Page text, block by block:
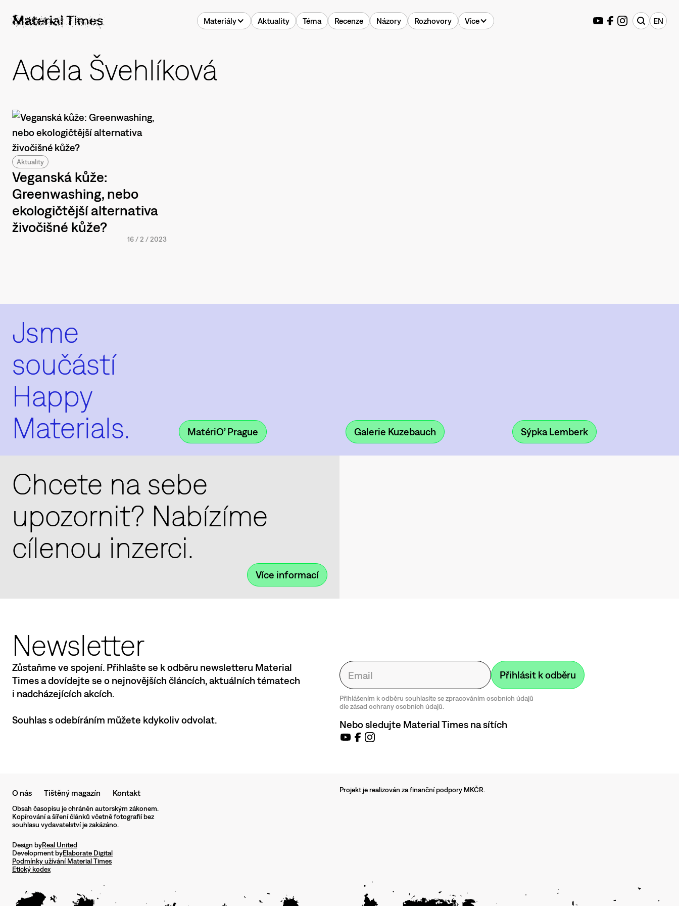
Materiály Aktuality Téma Recenze Názory Rozhovory Více EN
Adéla Švehlíková
Aktuality
Veganská kůže:
Greenwashing, nebo
ekologičtější alternativa
živočišné kůže?
16 /2 /2023
Jsme
součástí
Happy
Materials.
MatériO’ Prague Galerie Kuzebauch Sýpka Lemberk
Chcete na sebe
upozornit? Nabízíme
cílenou inzerci.
Více informací
Newsletter
Zůstaňme ve spojení. Přihlašte se k odběru newsletteru Material
Times a dovídejte se o nejnovějších článcích, aktuálních tématech
i nadcházejících akcích.
Souhlas s odebíráním můžete kdykoliv odvolat.
Přihlášením k odběru souhlasíte se zpracováním osobních údajů
dle zásad ochrany osobních údajů.
Nebo sledujte Material Times na sítích
O nás Tištěný magazín Kontakt
Obsah časopisu je chráněn autorským zákonem.
Kopírování a šíření článků včetně fotografií bez
souhlasu vydavatelství je zakázáno.
Design byReal United
Development byElaborate Digital
Podmínky užívání Material Times
Etický kodex
Projekt je realizován za finanční podpory MKČR.